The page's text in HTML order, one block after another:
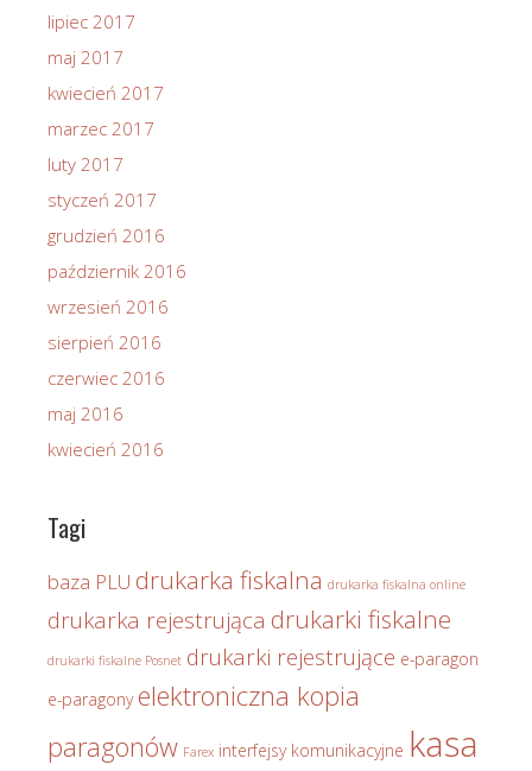
lipiec 2017
maj 2017
kwiecień 2017
marzec 2017
luty 2017
styczeń 2017
grudzień 2016
październik 2016
wrzesień 2016
sierpień 2016
czerwiec 2016
maj 2016
kwiecień 2016
Tagi
baza PLU drukarka fiskalna drukarka fiskalna online
drukarka rejestrująca drukarki fiskalne
drukarki fiskalne Posnet drukarki rejestrujące e-paragon
e-paragony elektroniczna kopia
paragonów Farex interfejsy komunikacyjne kasa